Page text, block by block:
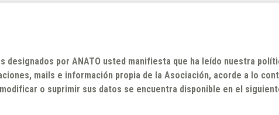
por ANATO usted manifiesta que ha leído nuestra
mails e información propia de la Asociación, acorde a lo
o suprimir sus datos se encuentra disponible en el